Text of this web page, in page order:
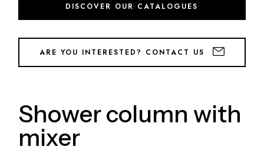
DISCOVER OUR CATALOGUES
ARE YOU INTERESTED? CONTACT US
Shower column with
mixer